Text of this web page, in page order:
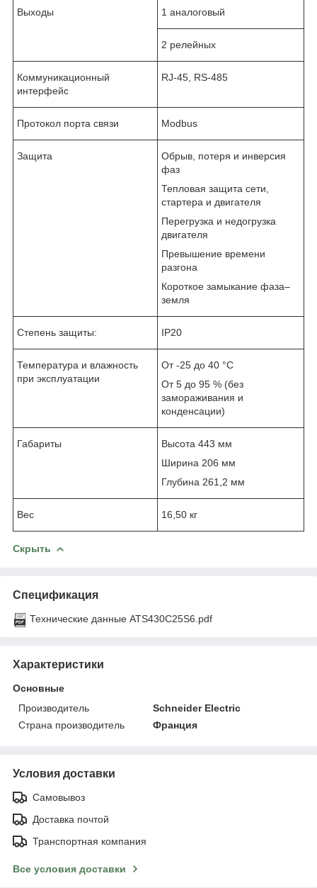
Выходы 1 аналоговый
2 релейных
Коммуникационный
интерфейс
RJ-45, RS-485
Протокол порта связи Modbus
Защита
Обрыв, потеря и инверсия
фаз
Тепловая защита сети,
стартера и двигателя
Перегрузка и недогрузка
двигателя
Превышение времени
разгона
Короткое замыкание фаза–
земля
Степень защиты: IP20
Температура и влажность
при эксплуатации
От -25 до 40 °C
От 5 до 95 % (без
замораживания и
конденсации)
Габариты
Высота 443 мм
Ширина 206 мм
Глубина 261,2 мм
Вес 16,50 кг
Скрыть
Спецификация
Технические данные ATS430C25S6.pdf
Характеристики
Основные
Производитель
Schneider Electric
Страна производитель
Франция
Условия доставки
Самовывоз
Доставка почтой
Транспортная компания
Все условия доставки